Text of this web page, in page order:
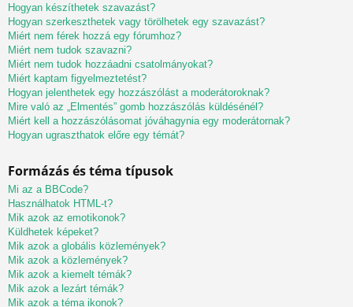
Hogyan készíthetek szavazást?
Hogyan szerkeszthetek vagy törölhetek egy szavazást?
Miért nem férek hozzá egy fórumhoz?
Miért nem tudok szavazni?
Miért nem tudok hozzáadni csatolmányokat?
Miért kaptam figyelmeztetést?
Hogyan jelenthetek egy hozzászólást a moderátoroknak?
Mire való az „Elmentés” gomb hozzászólás küldésénél?
Miért kell a hozzászólásomat jóváhagynia egy moderátornak?
Hogyan ugraszthatok előre egy témát?
Formázás és téma típusok
Mi az a BBCode?
Használhatok HTML-t?
Mik azok az emotikonok?
Küldhetek képeket?
Mik azok a globális közlemények?
Mik azok a közlemények?
Mik azok a kiemelt témák?
Mik azok a lezárt témák?
Mik azok a téma ikonok?